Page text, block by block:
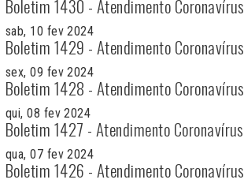
Boletim 1430 - Atendimento Coronavírus
sab, 10 fev 2024
Boletim 1429 - Atendimento Coronavírus
sex, 09 fev 2024
Boletim 1428 - Atendimento Coronavírus
qui, 08 fev 2024
Boletim 1427 - Atendimento Coronavírus
qua, 07 fev 2024
Boletim 1426 - Atendimento Coronavírus